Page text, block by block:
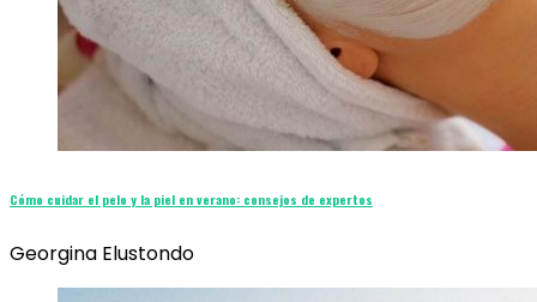
Cómo cuidar el pelo y la piel en verano: consejos de expertos
Georgina Elustondo